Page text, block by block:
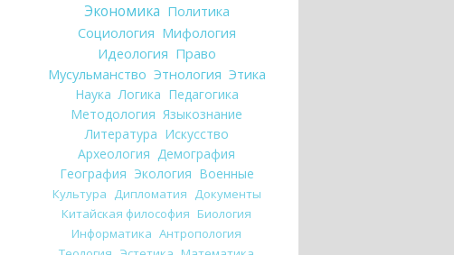
Экономика Политика
Социология Мифология
Идеология Право
Мусульманство Этнология Этика
Наука Логика Педагогика
Методология Языкознание
Литература Искусство
Археология Демография
География Экология Военные
Культура Дипломатия Документы
Китайская философия Биология
Информатика Антропология